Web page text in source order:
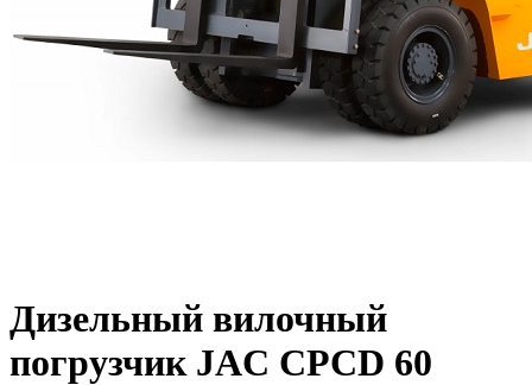
Дизельный вилочный
погрузчик JAC CPCD 60